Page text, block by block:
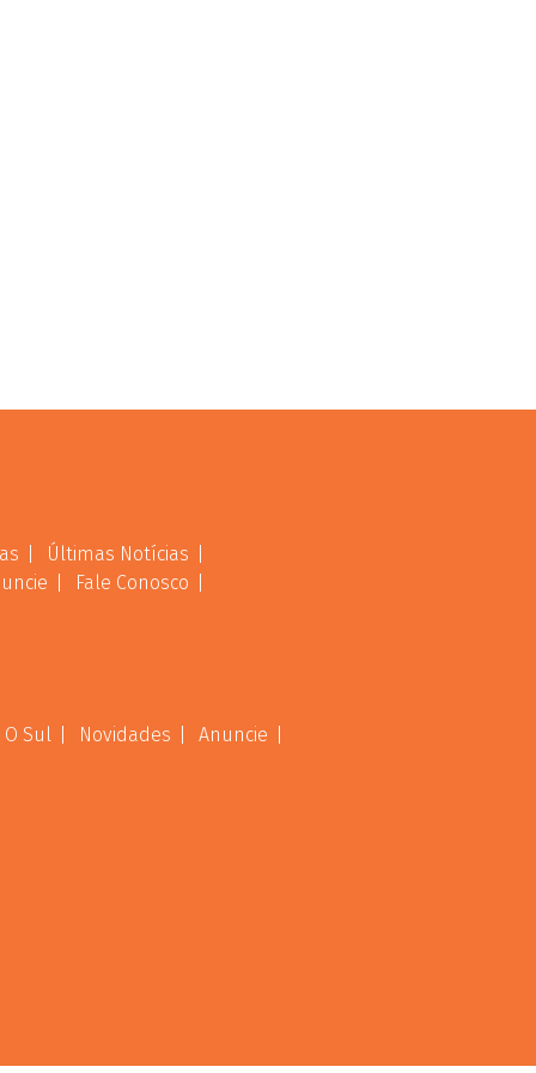
Últimas Notícias
Fale Conosco
Sul Novidades
Anuncie